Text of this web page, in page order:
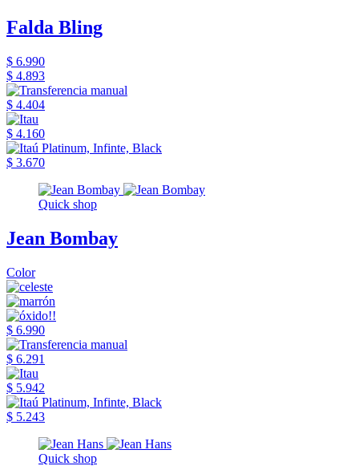
Falda Bling
$ 6.990
$ 4.893
$ 4.404
$ 4.160
$ 3.670
Quick shop
Jean Bombay
Color
$ 6.990
$ 6.291
$ 5.942
$ 5.243
Quick shop